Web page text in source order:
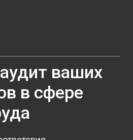
ваших
в сфере